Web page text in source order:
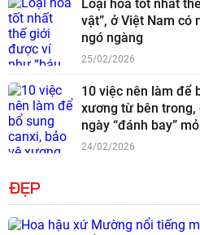
Loại hoa tốt nhất
vật”, ở Việt Nam có
ngó ngàng
25/02/2026
10 việc nên làm để
xương từ bên
ngày “đánh bay”
24/02/2026
ĐẸP